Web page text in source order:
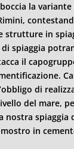
la
strutture in
spiaggia
il
di
del mare,
nostra spiaggia
in